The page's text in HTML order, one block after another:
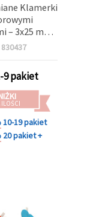
Klamerki
– 3x25 mm
szt.) – Do
Rękodzieła
830437
9 pakiet
ILOŚCI
10-19 pakiet
20 pakiet +